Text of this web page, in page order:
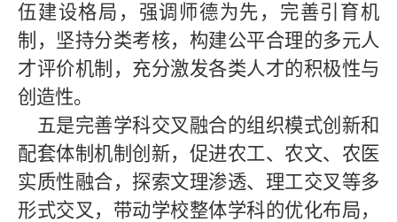
伍建设格局，强调师德为先，完善引育机
制，坚持分类考核，构建公平合理的多元人
才评价机制，充分激发各类人才的积极性与
创造性。
五是完善学科交叉融合的组织模式创新和
配套体制机制创新，促进农工、农文、农医
实质性融合，探索文理渗透、理工交叉等多
形式交叉，带动学校整体学科的优化布局，